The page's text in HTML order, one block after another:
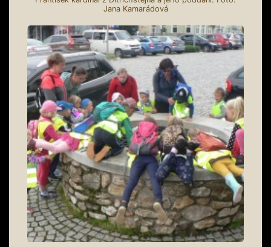
Jana Kamarádová